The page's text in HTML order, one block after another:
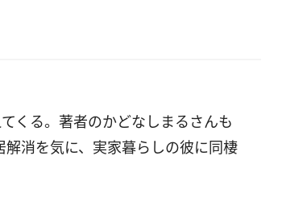
くる。著者のかどなしまるさんも
消を気に、実家暮らしの彼に同棲